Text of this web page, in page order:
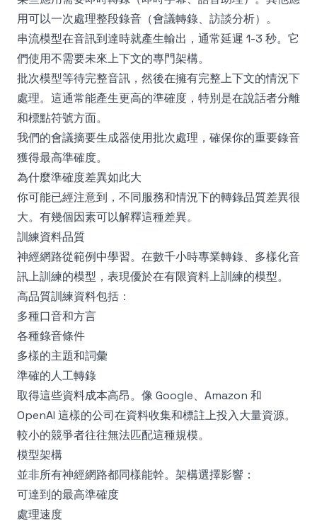
用可以一次處理整段錄音（會議轉錄、訪談分析）。
串流模型在音訊到達時就產生輸出，通常延遲 1-3 秒。它
們使用不需要未來上下文的專門架構。
批次模型等待完整音訊，然後在擁有完整上下文的情況下
處理。這通常能產生更高的準確度，特別是在說話者分離
和標點符號方面。
我們的會議摘要生成器使用批次處理，確保你的重要錄音
獲得最高準確度。
為什麼準確度差異如此大
你可能已經注意到，不同服務和情況下的轉錄品質差異很
大。有幾個因素可以解釋這種差異。
訓練資料品質
神經網路從範例中學習。在數千小時專業轉錄、多樣化音
訊上訓練的模型，表現優於在有限資料上訓練的模型。
高品質訓練資料包括：
多種口音和方言
各種錄音條件
多樣的主題和詞彙
準確的人工轉錄
取得這些資料成本高昂。像 Google、Amazon 和
OpenAI 這樣的公司在資料收集和標註上投入大量資源。
較小的競爭者往往無法匹配這種規模。
模型架構
並非所有神經網路都同樣能幹。架構選擇影響：
可達到的最高準確度
處理速度